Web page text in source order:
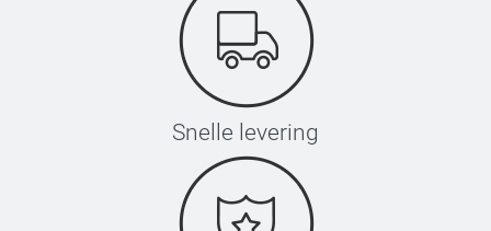
Snelle levering